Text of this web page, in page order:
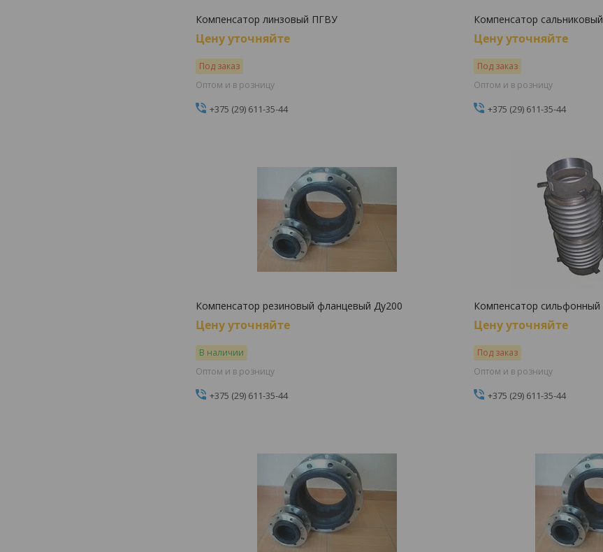
Компенсатор линзовый ПГВУ
Цену уточняйте
Под заказ
Оптом и в розницу
+375 (29) 611-35-44
Компенсатор сальниковый
Цену уточняйте
Под заказ
Оптом и в розницу
+375 (29) 611-35-44
Компенсатор резиновый фланцевый Ду200
Цену уточняйте
В наличии
Оптом и в розницу
+375 (29) 611-35-44
Компенсатор сильфонный
Цену уточняйте
Под заказ
Оптом и в розницу
+375 (29) 611-35-44